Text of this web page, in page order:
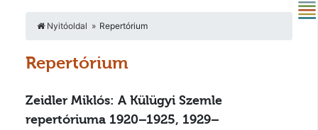
Nyitóoldal Repertórium
Repertórium
Zeidler Miklós: A Külügyi Szemle
repertóriuma 1920–1925, 1929–